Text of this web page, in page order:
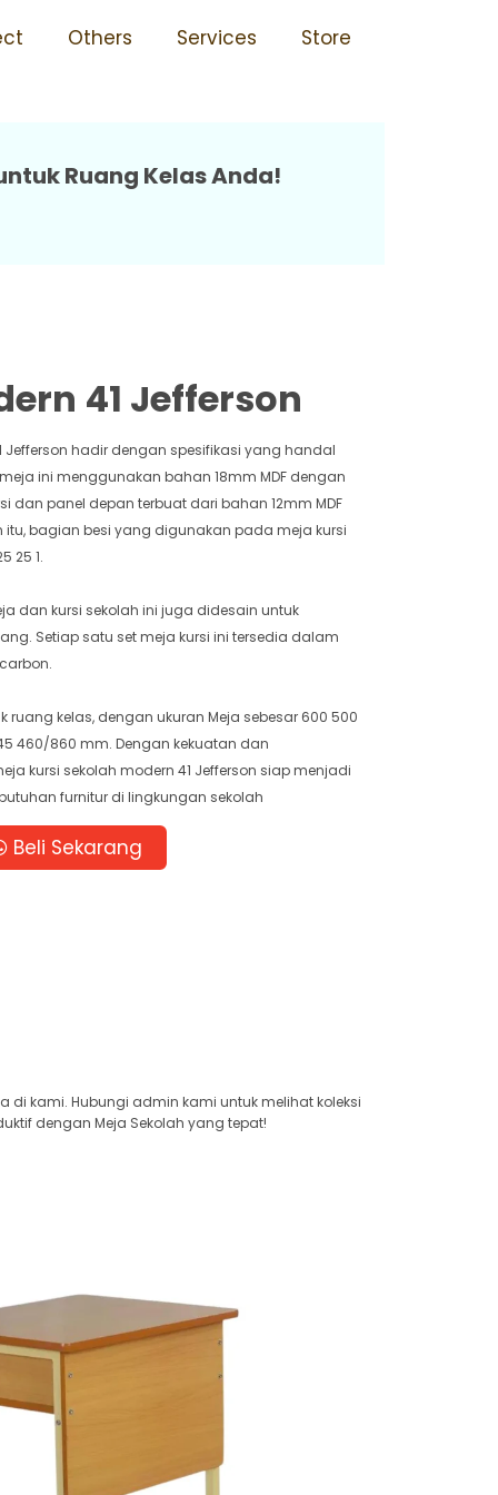
Others Services Store
Ruang Kelas Anda!
41 Jefferson
Jefferson hadir dengan spesifikasi yang handal
ini menggunakan bahan 18mm MDF dengan
dan panel depan terbuat dari bahan 12mm MDF
bagian besi yang digunakan pada meja kursi
25 1.
dan kursi sekolah ini juga didesain untuk
Setiap satu set meja kursi ini tersedia dalam
ruang kelas, dengan ukuran Meja sebesar 600 500
460/860 mm. Dengan kekuatan dan
kursi sekolah modern 41 Jefferson siap menjadi
furnitur di lingkungan sekolah
Beli Sekarang
di kami. Hubungi admin kami untuk melihat koleksi
dengan Meja Sekolah yang tepat!